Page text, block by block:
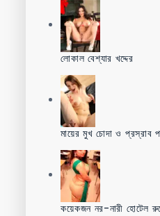
লোকাল বেশ্যার খদ্দের
মায়ের মুখ চোদা ও প্রস্রাব
কয়েকজন নর-নারী হোটেল